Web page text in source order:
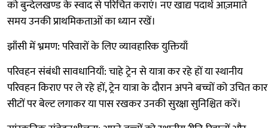
को बुन्देलखण्ड के स्वाद से परिचित कराएं। नए खाद्य पदार्थ आज़माते
समय उनकी प्राथमिकताओं का ध्यान रखें।
झाँसी में भ्रमण: परिवारों के लिए व्यावहारिक युक्तियाँ
परिवहन संबंधी सावधानियाँ: चाहे ट्रेन से यात्रा कर रहे हों या स्थानीय
परिवहन किराए पर ले रहे हों, ट्रेन यात्रा के दौरान अपने बच्चों को उचित कार
सीटों पर बेल्ट लगाकर या पास रखकर उनकी सुरक्षा सुनिश्चित करें।